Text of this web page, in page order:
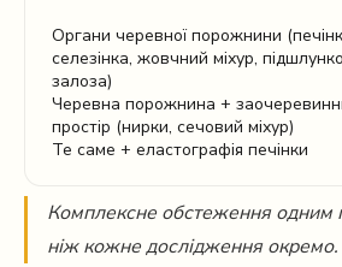
Органи черевної порожнини
селезінка, жовчний міхур,
залоза)
Черевна порожнина +
простір (нирки, сечовий міхур)
Те саме + еластографія печінки
Комплексне обстеження одним
ніж кожне дослідження окремо.